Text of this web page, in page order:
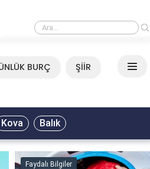
Mirkelam - Tavla Sözleri
BURÇ ŞİİR
Kova Balık
Faydalı Bilgiler